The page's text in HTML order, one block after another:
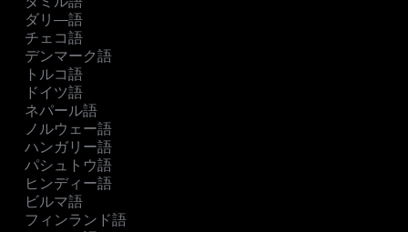
ダリ―語
チェコ語
デンマーク語
トルコ語
ドイツ語
ネパール語
ノルウェー語
ハンガリー語
パシュトウ語
ヒンディー語
ビルマ語
フィンランド語